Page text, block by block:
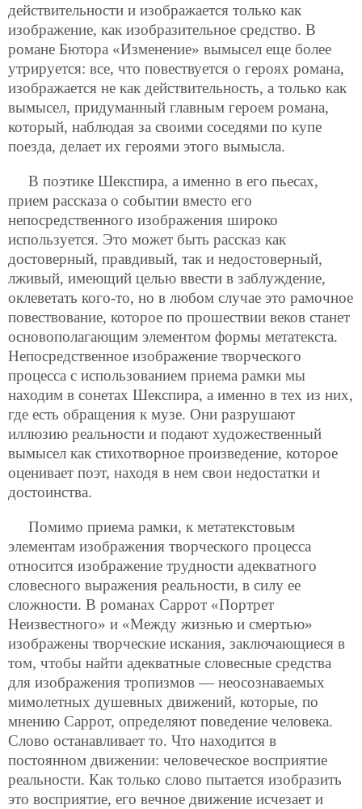
действительности и изображается только как
изображение, как изобразительное средство. В
романе Бютора «Изменение» вымысел еще более
утрируется: все, что повествуется о героях романа,
изображается не как действительность, а только как
вымысел, придуманный главным героем романа,
который, наблюдая за своими соседями по купе
поезда, делает их героями этого вымысла.
В поэтике Шекспира, а именно в его пьесах,
прием рассказа о событии вместо его
непосредственного изображения широко
используется. Это может быть рассказ как
достоверный, правдивый, так и недостоверный,
лживый, имеющий целью ввести в заблуждение,
оклеветать кого-то, но в любом случае это рамочное
повествование, которое по прошествии веков станет
основополагающим элементом формы метатекста.
Непосредственное изображение творческого
процесса с использованием приема рамки мы
находим в сонетах Шекспира, а именно в тех из них,
где есть обращения к музе. Они разрушают
иллюзию реальности и подают художественный
вымысел как стихотворное произведение, которое
оценивает поэт, находя в нем свои недостатки и
достоинства.
Помимо приема рамки, к метатекстовым
элементам изображения творческого процесса
относится изображение трудности адекватного
словесного выражения реальности, в силу ее
сложности. В романах Саррот «Портрет
Неизвестного» и «Между жизнью и смертью»
изображены творческие искания, заключающиеся в
том, чтобы найти адекватные словесные средства
для изображения тропизмов — неосознаваемых
мимолетных душевных движений, которые, по
мнению Саррот, определяют поведение человека.
Слово останавливает то. Что находится в
постоянном движении: человеческое восприятие
реальности. Как только слово пытается изобразить
это восприятие, его вечное движение исчезает и